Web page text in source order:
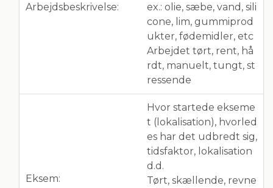
Arbejdsbeskrivelse:
ex.: olie, sæbe, vand, sili
cone, lim, gummiprod
ukter, fødemidler, etc
Arbejdet tørt, rent, hå
rdt, manuelt, tungt, st
ressende
Eksem:
Hvor startede ekseme
t (lokalisation), hvorled
es har det udbredt sig,
tidsfaktor, lokalisation
d.d.
Tørt, skællende, revne